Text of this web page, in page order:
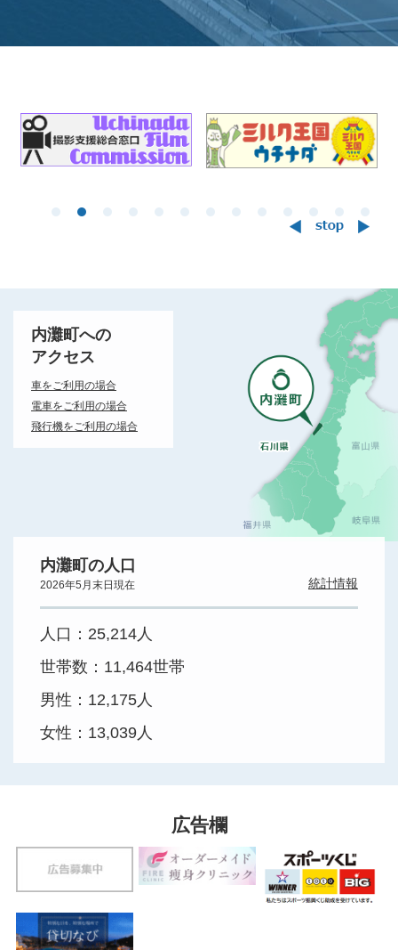
関
連
リ
内灘町への
アクセス
車をご利用の場合
電車をご利用の場合
飛行機をご利用の場合
内灘町の人口
2026年5月末日現在 統計情報
人口： 25,214人
世帯数： 11,464世帯
男性： 12,175人
女性： 13,039人
広告欄